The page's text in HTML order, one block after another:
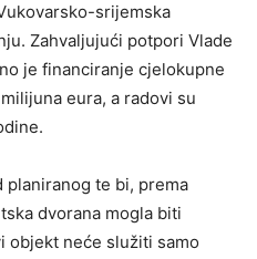
srijemska
Zahvaljujući potpori Vlade
je financiranje cjelokupne
eura, a radovi su
planiranog te bi, prema
dvorana mogla biti
objekt neće služiti samo